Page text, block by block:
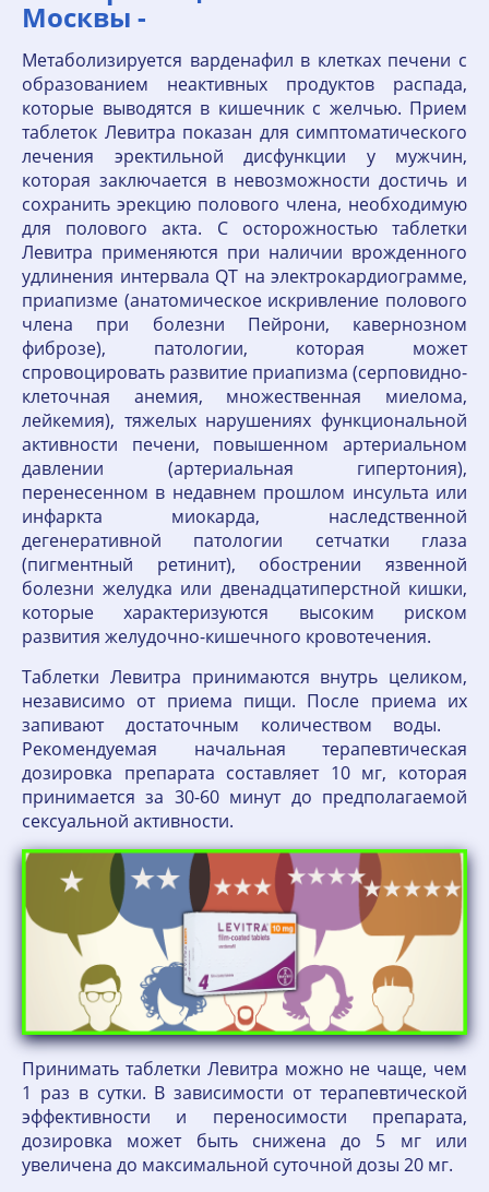
Москвы -
Метаболизируется варденафил в клетках печени с
образованием неактивных продуктов распада,
которые выводятся в кишечник с желчью. Прием
таблеток Левитра показан для симптоматического
лечения эректильной дисфункции у мужчин,
которая заключается в невозможности достичь и
сохранить эрекцию полового члена, необходимую
для полового акта. С осторожностью таблетки
Левитра применяются при наличии врожденного
удлинения интервала QT на электрокардиограмме,
приапизме (анатомическое искривление полового
члена при болезни Пейрони, кавернозном
фиброзе), патологии, которая может
спровоцировать развитие приапизма (серповидно-
клеточная анемия, множественная миелома,
лейкемия), тяжелых нарушениях функциональной
активности печени, повышенном артериальном
давлении (артериальная гипертония),
перенесенном в недавнем прошлом инсульта или
инфаркта миокарда, наследственной
дегенеративной патологии сетчатки глаза
(пигментный ретинит), обострении язвенной
болезни желудка или двенадцатиперстной кишки,
которые характеризуются высоким риском
развития желудочно-кишечного кровотечения.
Таблетки Левитра принимаются внутрь целиком,
независимо от приема пищи. После приема их
запивают достаточным количеством воды.
Рекомендуемая начальная терапевтическая
дозировка препарата составляет 10 мг, которая
принимается за 30-60 минут до предполагаемой
сексуальной активности.
Принимать таблетки Левитра можно не чаще, чем
1 раз в сутки. В зависимости от терапевтической
эффективности и переносимости препарата,
дозировка может быть снижена до 5 мг или
увеличена до максимальной суточной дозы 20 мг.